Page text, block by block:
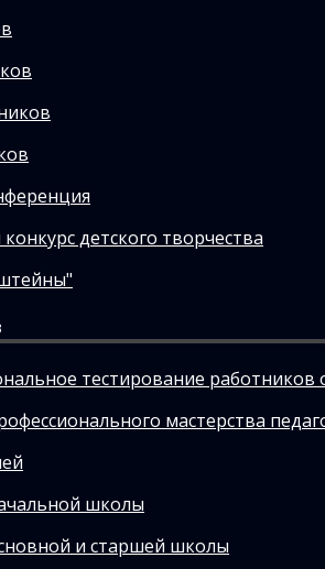
детского творчества
тестирование работников
мастерства
школы
и старшей школы